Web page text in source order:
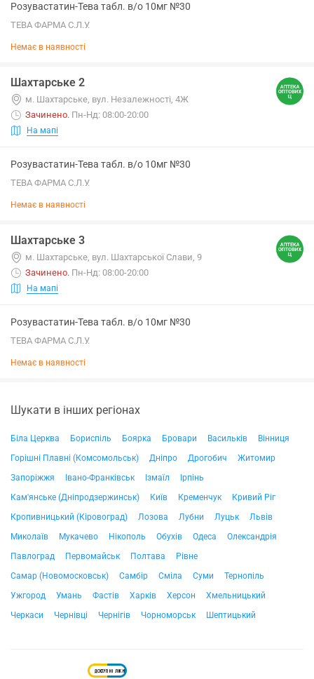
Розувастатин-Тева табл. в/о 10мг №30
ТЕВА ФАРМА С.Л.У.
Немає в наявності
Шахтарське 2
м. Шахтарське, вул. Незалежності, 4Ж
Зачинено. Пн-Нд: 08:00-20:00
На мапі
Розувастатин-Тева табл. в/о 10мг №30
ТЕВА ФАРМА С.Л.У.
Немає в наявності
Шахтарське 3
м. Шахтарське, вул. Шахтарської Слави, 9
Зачинено. Пн-Нд: 08:00-20:00
На мапі
Розувастатин-Тева табл. в/о 10мг №30
ТЕВА ФАРМА С.Л.У.
Немає в наявності
Шукати в інших регіонах
Біла Церква Бориспіль Боярка Бровари Васильків
Вінниця
Горішні Плавні (Комсомольськ)
Дніпро Дрогобич
Житомир
Запоріжжя
Івано-Франківськ Ізмаїл
Ірпінь
Кам'янське (Дніпродзержинськ)
Київ Кременчук
Кривий Ріг
Кропивницький (Кіровоград)
Лозова Лубни Луцьк
Львів
Миколаїв
Мукачево Нікополь Обухів Одеса
Олександрія
Павлоград
Первомайськ Полтава
Рівне
Самар (Новомосковськ)
Самбір Сміла Суми
Тернопіль
Ужгород
Умань Фастів Харків Херсон
Хмельницький
Черкаси
Чернівці Чернігів Чорноморськ Шептицький